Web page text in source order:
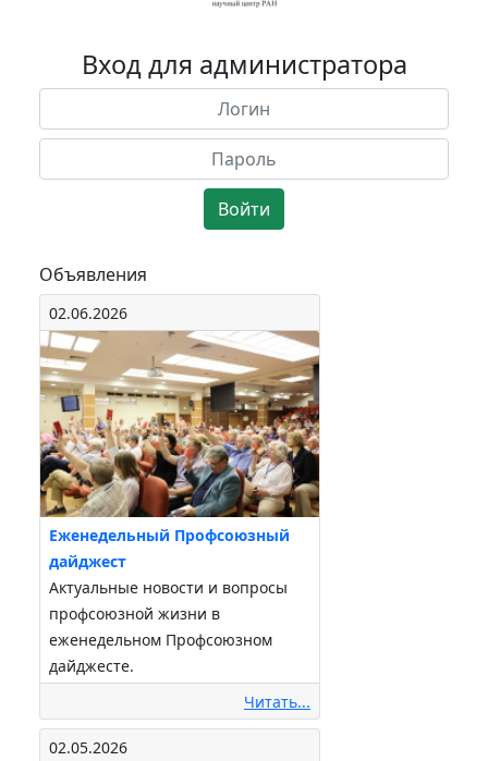
Вход для администратора
Войти
Объявления
02.06.2026
Еженедельный Профсоюзный
дайджест
Актуальные новости и вопросы
профсоюзной жизни в
еженедельном Профсоюзном
дайджесте.
Читать...
02.05.2026